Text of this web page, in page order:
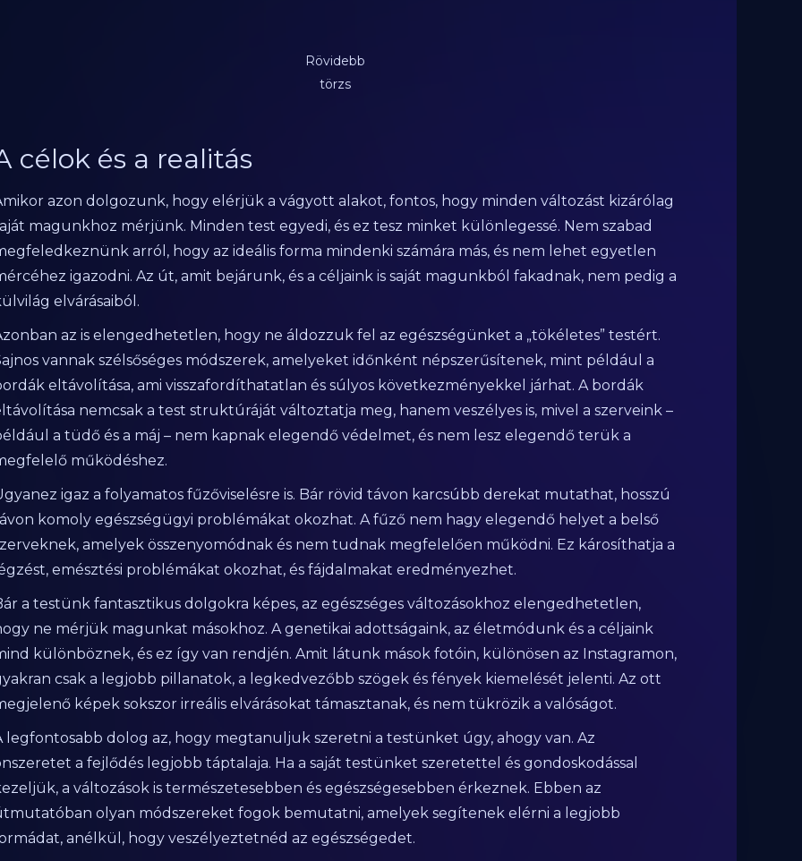
Rövidebb
törzs
célok és a realitás
azon dolgozunk, hogy elérjük a vágyott alakot, fontos, hogy minden változást kizárólag
magunkhoz mérjünk. Minden test egyedi, és ez tesz minket különlegessé. Nem szabad
arról, hogy az ideális forma mindenki számára más, és nem lehet egyetlen
igazodni. Az út, amit bejárunk, és a céljaink is saját magunkból fakadnak, nem pedig a
elvárásaiból.
az is elengedhetetlen, hogy ne áldozzuk fel az egészségünket a „tökéletes” testért.
vannak szélsőséges módszerek, amelyeket időnként népszerűsítenek, mint például a
eltávolítása, ami visszafordíthatatlan és súlyos következményekkel járhat. A bordák
nemcsak a test struktúráját változtatja meg, hanem veszélyes is, mivel a szerveink –
a tüdő és a máj – nem kapnak elegendő védelmet, és nem lesz elegendő terük a
működéshez.
igaz a folyamatos fűzőviselésre is. Bár rövid távon karcsúbb derekat mutathat, hosszú
komoly egészségügyi problémákat okozhat. A fűző nem hagy elegendő helyet a belső
amelyek összenyomódnak és nem tudnak megfelelően működni. Ez károsíthatja a
emésztési problémákat okozhat, és fájdalmakat eredményezhet.
a testünk fantasztikus dolgokra képes, az egészséges változásokhoz elengedhetetlen,
ne mérjük magunkat másokhoz. A genetikai adottságaink, az életmódunk és a céljaink
különböznek, és ez így van rendjén. Amit látunk mások fotóin, különösen az Instagramon,
csak a legjobb pillanatok, a legkedvezőbb szögek és fények kiemelését jelenti. Az ott
képek sokszor irreális elvárásokat támasztanak, és nem tükrözik a valóságot.
legfontosabb dolog az, hogy megtanuljuk szeretni a testünket úgy, ahogy van. Az
a fejlődés legjobb táptalaja. Ha a saját testünket szeretettel és gondoskodással
a változások is természetesebben és egészségesebben érkeznek. Ebben az
olyan módszereket fogok bemutatni, amelyek segítenek elérni a legjobb
anélkül, hogy veszélyeztetnéd az egészségedet.